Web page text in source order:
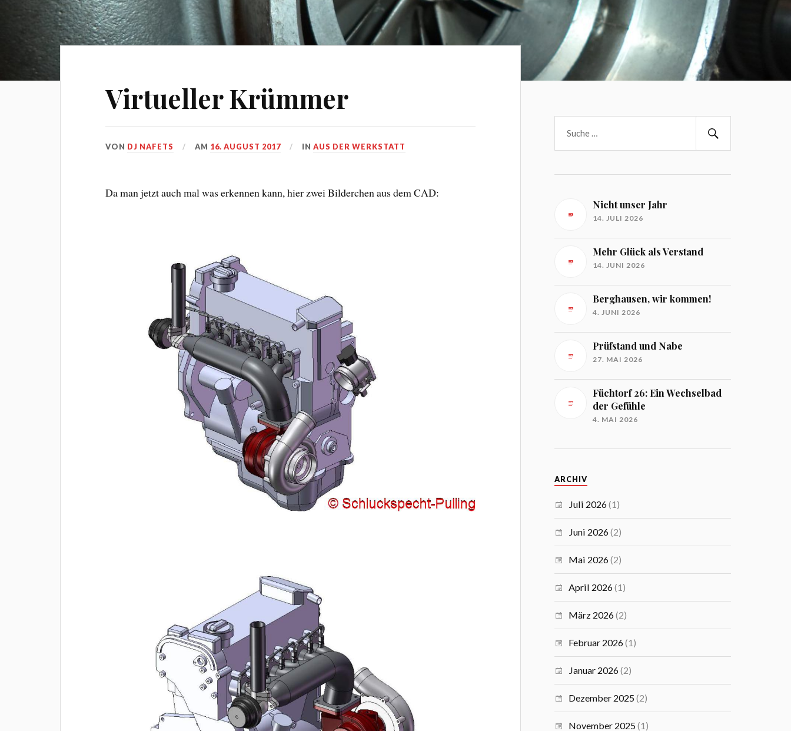
Virtueller Krümmer
VON DJ NAFETS AM 16. AUGUST 2017 INAUS DER WERKSTATT
Da man jetzt auch mal was erkennen kann, hier zwei Bilderchen aus dem CAD:
Nicht unser Jahr
14. JULI 2026
Mehr Glück als Verstand
14. JUNI 2026
Berghausen, wir kommen!
4. JUNI 2026
Prüfstand und Nabe
27. MAI 2026
Füchtorf 26: Ein Wechselbad
der Gefühle
4. MAI 2026
ARCHIV
Juli 2026(1)
Juni 2026(2)
Mai 2026(2)
April 2026(1)
März 2026(2)
Februar 2026(1)
Januar 2026(2)
Dezember 2025(2)
November 2025(1)